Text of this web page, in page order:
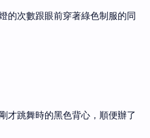
的次數跟眼前穿著綠色制服的同
才跳舞時的黑色背心，順便辦了